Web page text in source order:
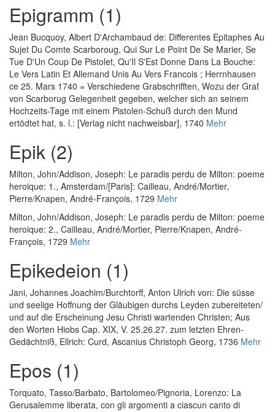
Epigramm (1)
Jean Bucquoy, Albert D'Archambaud de: Differentes Epitaphes Au
Sujet Du Comte Scarboroug, Qui Sur Le Point De Se Marier, Se
Tue D'Un Coup De Pistolet, Qu'Il S'Est Donne Dans La Bouche:
Le Vers Latin Et Allemand Unis Au Vers Francois ; Herrnhausen
ce 25. Mars 1740 = Verschiedene Grabschrifften, Wozu der Graf
von Scarborug Gelegenheit gegeben, welcher sich an seinem
Hochzeits-Tage mit einem Pistolen-Schuß durch den Mund
ertödtet hat, s. l.: [Verlag nicht nachweisbar], 1740 Mehr
Epik (2)
Milton, John/Addison, Joseph: Le paradis perdu de Milton: poeme
heroique: 1., Amsterdam/[Paris]: Cailleau, André/Mortier,
Pierre/Knapen, André-François, 1729 Mehr
Milton, John/Addison, Joseph: Le paradis perdu de Milton: poeme
heroique: 2., Cailleau, André/Mortier, Pierre/Knapen, André-
François, 1729 Mehr
Epikedeion (1)
Jani, Johannes Joachim/Burchtorff, Anton Ulrich von: Die süsse
und seelige Hoffnung der Gläubigen durchs Leyden zubereiteten/
und auf die Erscheinung Jesu Christi wartenden Christen; Aus
den Worten Hiobs Cap. XIX, V. 25.26.27. zum letzten Ehren-
Gedächtniß, Ellrich: Curd, Ascanius Christoph Georg, 1736 Mehr
Epos (1)
Torquato, Tasso/Barbato, Bartolomeo/Pignoria, Lorenzo: La
Gerusalemme liberata, con gli argomenti a ciascun canto di